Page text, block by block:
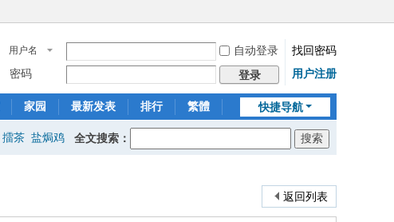
用户名 自动登录
找回密码
密码
登录 用户注册
快捷导航
家园 最新发表 排行 繁體
擂茶 盐焗鸡 全文搜索：
返回列表